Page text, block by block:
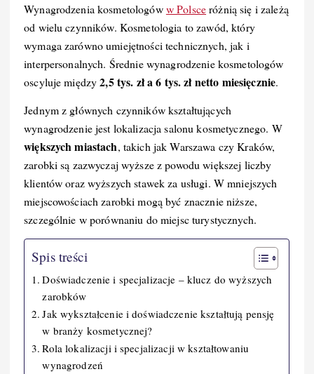
c
e
b
o
o
k
er
e
st
m
bl
r
d
di
t
k
e
d
I
n
p
y
Li
n
k
Wynagrodzenia kosmetologóww Polsceróżnią się i zależą
od wielu czynników. Kosmetologia to zawód, który
wymaga zarówno umiejętności technicznych, jak i
interpersonalnych. Średnie wynagrodzenie kosmetologów
oscyluje między2,5 tys. zł a 6 tys. zł netto miesięcznie.
Jednym z głównych czynników kształtujących
wynagrodzenie jest lokalizacja salonu kosmetycznego. W
większych miastach, takich jak Warszawa czy Kraków,
zarobki są zazwyczaj wyższe z powodu większej liczby
klientów oraz wyższych stawek za usługi. W mniejszych
miejscowościach zarobki mogą być znacznie niższe,
szczególnie w porównaniu do miejsc turystycznych.
Spis treści
Doświadczenie i specjalizacje – klucz do wyższych
zarobków
Jak wykształcenie i doświadczenie kształtują pensję
w branży kosmetycznej?
Rola lokalizacji i specjalizacji w kształtowaniu
wynagrodzeń